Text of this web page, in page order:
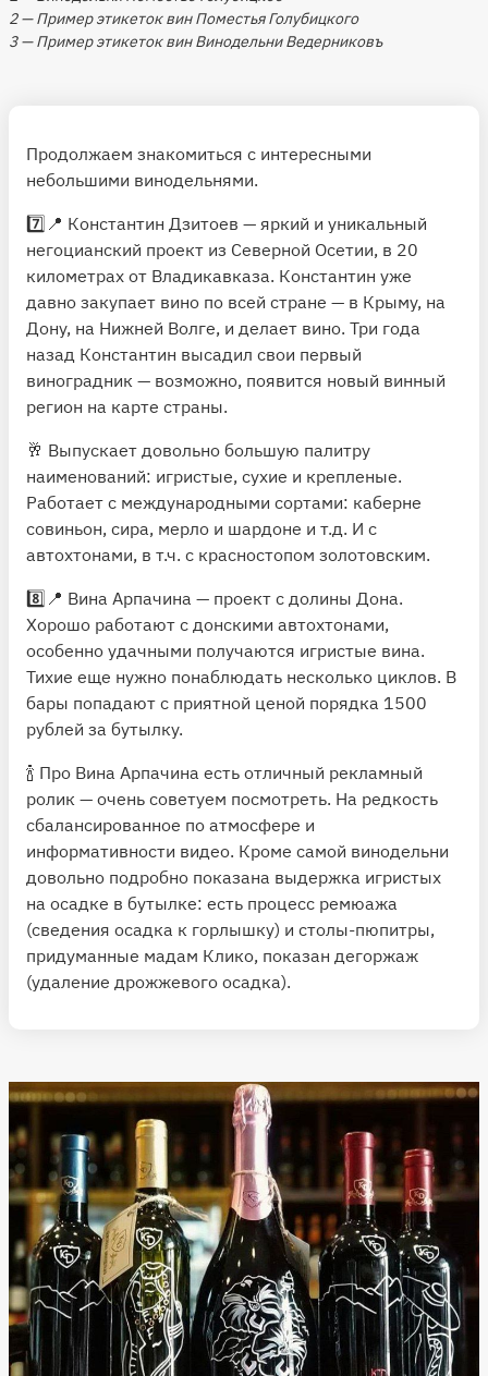
2 — Пример этикеток вин Поместья Голубицкого
3 — Пример этикеток вин Винодельни Ведерниковъ
Продолжаем знакомиться с интересными
небольшими винодельнями.
7️⃣📍 Константин Дзитоев — яркий и уникальный
негоцианский проект из Северной Осетии, в 20
километрах от Владикавказа. Константин уже
давно закупает вино по всей стране — в Крыму, на
Дону, на Нижней Волге, и делает вино. Три года
назад Константин высадил свои первый
виноградник — возможно, появится новый винный
регион на карте страны.
🥂 Выпускает довольно большую палитру
наименований: игристые, сухие и крепленые.
Работает с международными сортами: каберне
совиньон, сира, мерло и шардоне и т.д. И с
автохтонами, в т.ч. с красностопом золотовским.
8️⃣📍 Вина Арпачина — проект с долины Дона.
Хорошо работают с донскими автохтонами,
особенно удачными получаются игристые вина.
Тихие еще нужно понаблюдать несколько циклов. В
бары попадают с приятной ценой порядка 1500
рублей за бутылку.
🍾 Про Вина Арпачина есть отличный рекламный
ролик — очень советуем посмотреть. На редкость
сбалансированное по атмосфере и
информативности видео. Кроме самой винодельни
довольно подробно показана выдержка игристых
на осадке в бутылке: есть процесс ремюажа
(сведения осадка к горлышку) и столы-пюпитры,
придуманные мадам Клико, показан дегоржаж
(удаление дрожжевого осадка).